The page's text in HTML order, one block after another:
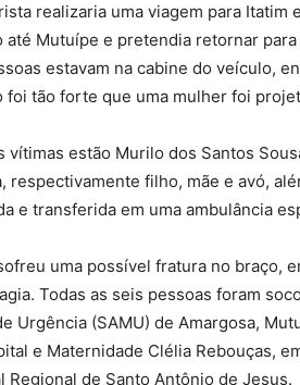
realizaria uma viagem para
até Mutuípe e pretendia retornar
estavam na cabine do veículo,
foi tão forte que uma mulher foi
vítimas estão Murilo dos Santos
respectivamente filho, mãe e avó,
e transferida em uma ambulância
uma possível fratura no braço,
Todas as seis pessoas foram
Urgência (SAMU) de Amargosa,
e Maternidade Clélia Rebouças,
Regional de Santo Antônio de Jesus.